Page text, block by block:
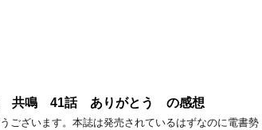
共鳴 41話 ありがとう の感想
ございます。本誌は発売されているはずなのに電書勢